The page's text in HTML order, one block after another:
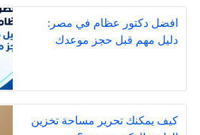
افضل دكتور عظام في مصر:
دليل مهم قبل حجز موعدك
كيف يمكنك تحرير مساحة تخزين